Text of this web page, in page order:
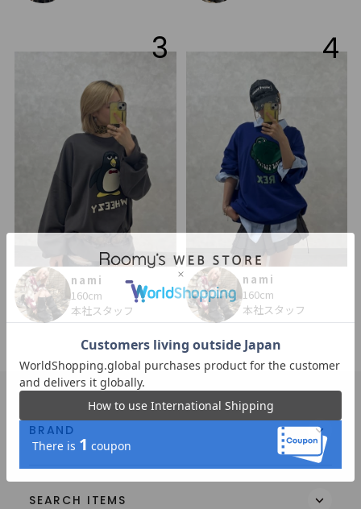
3
nami
160cm
本社スタッフ
4
nami
160cm
本社スタッフ
BRAND
SEARCH ITEMS